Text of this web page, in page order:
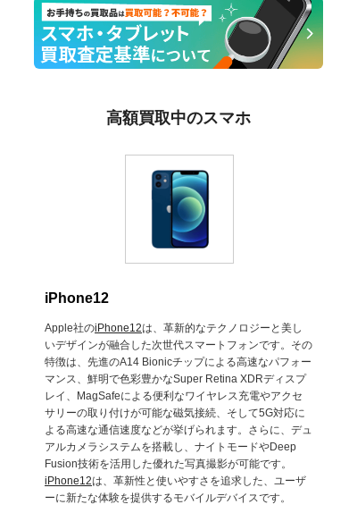
高額買取中のスマホ
iPhone12
Apple社のiPhone12は、革新的なテクノロジーと美し
いデザインが融合した次世代スマートフォンです。その
特徴は、先進のA14 Bionicチップによる高速なパフォー
マンス、鮮明で色彩豊かなSuper Retina XDRディスプ
レイ、MagSafeによる便利なワイヤレス充電やアクセ
サリーの取り付けが可能な磁気接続、そして5G対応に
よる高速な通信速度などが挙げられます。さらに、デュ
アルカメラシステムを搭載し、ナイトモードやDeep
Fusion技術を活用した優れた写真撮影が可能です。
iPhone12は、革新性と使いやすさを追求した、ユーザ
ーに新たな体験を提供するモバイルデバイスです。